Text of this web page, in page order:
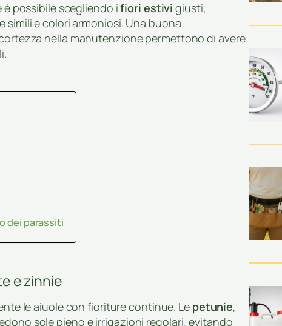
è possibile scegliendo ifiori estivi giusti,
e colori armoniosi. Una buona
nella manutenzione permettono di avere
dei parassiti
e zinnie
le aiuole con fioriture continue. Le petunie,
sole pieno e irrigazioni regolari, evitando